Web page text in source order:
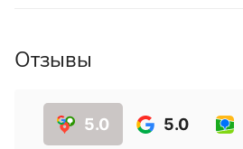
Отзывы
5.0 5.0